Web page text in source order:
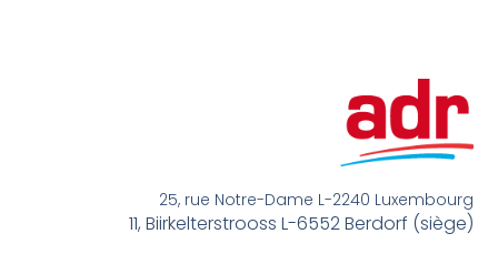
25, rue Notre-Dame L-2240 Luxembourg
11, Biirkelterstrooss L-6552 Berdorf (siège)